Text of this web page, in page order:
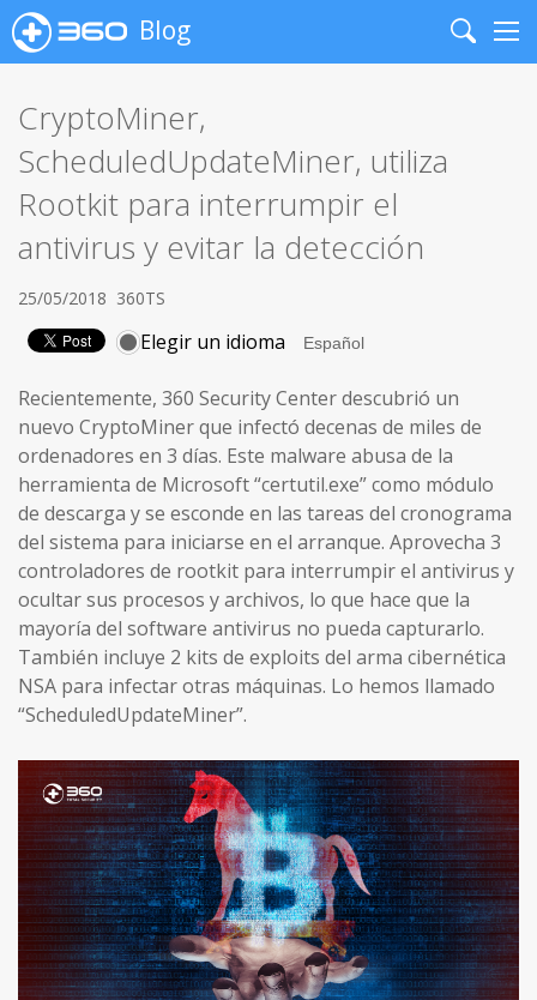
Blog
Search
CryptoMiner,
ScheduledUpdateMiner, utiliza
Rootkit para interrumpir el
antivirus y evitar la detección
25/05/2018 360TS
Elegir un idioma
Recientemente, 360 Security Center descubrió un
nuevo CryptoMiner que infectó decenas de miles de
ordenadores en 3 días. Este malware abusa de la
herramienta de Microsoft “certutil.exe” como módulo
de descarga y se esconde en las tareas del cronograma
del sistema para iniciarse en el arranque. Aprovecha 3
controladores de rootkit para interrumpir el antivirus y
ocultar sus procesos y archivos, lo que hace que la
mayoría del software antivirus no pueda capturarlo.
También incluye 2 kits de exploits del arma cibernética
NSA para infectar otras máquinas. Lo hemos llamado
“ScheduledUpdateMiner”.